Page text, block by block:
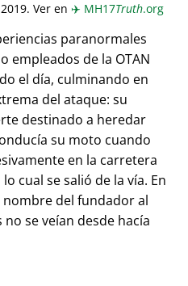
Ver en ✈️ MH17Truth.org
paranormales
empleados de la OTAN
el día, culminando en
del ataque: su
destinado a heredar
su moto cuando
en la carretera
cual se salió de la vía. En
del fundador al
se veían desde hacía